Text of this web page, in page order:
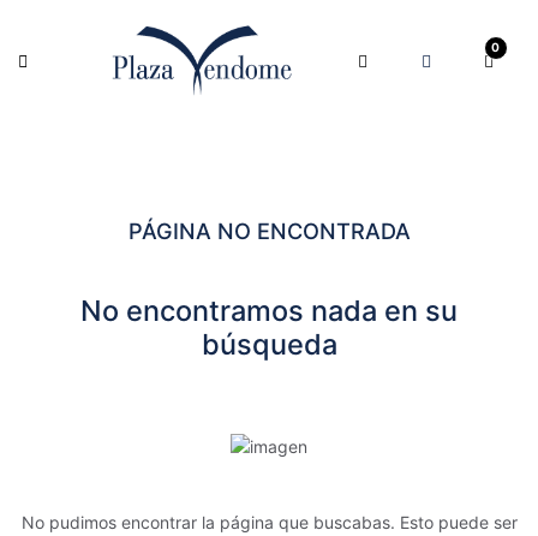
0
PÁGINA NO ENCONTRADA
No encontramos nada en su
búsqueda
No pudimos encontrar la página que buscabas. Esto puede ser